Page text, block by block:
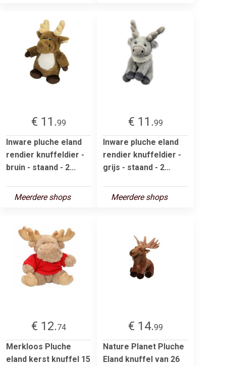
€ 11.99
Inware pluche eland
rendier knuffeldier -
bruin - staand - 2...
Meerdere shops
€ 11.99
Inware pluche eland
rendier knuffeldier -
grijs - staand - 2...
Meerdere shops
€ 12.74
Merkloos Pluche
eland kerst knuffel 15
€ 14.99
Nature Planet Pluche
Eland knuffel van 26